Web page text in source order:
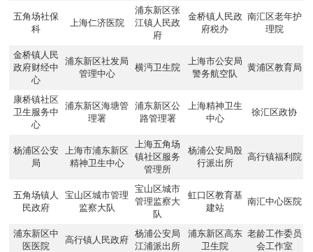
五角场社保
科
上海仁济医院
浦东新区张
江镇人民政
府
金桥镇人民政
府税办
南汇区老年护
理院
金桥镇人民
政府财经中
心
浦东新区社发局
管理中心
横沔卫生院
上海市公安局
警务航空队
黄浦区教育局
康桥镇社区
卫生服务中
心
浦东新区海塘管
理署
浦东新区公
路管理署
上海精神卫生
中心
徐汇区政协
杨浦区公安
局
上海市浦东新区
精神卫生中心
上海五角场
镇社区服务
管理所
杨浦公安局殷
行派出所
高行镇福利院
五角场镇人
民政府
宝山区城市管理
监察大队
宝山区城市
管理监察大
队
虹口区教育基
建站
南汇中心医院
浦东新区中
医医院
高行镇人民政府
杨浦公安局
江浦派出所
浦东新区高东
卫生院
老龄工作委员
会工作室